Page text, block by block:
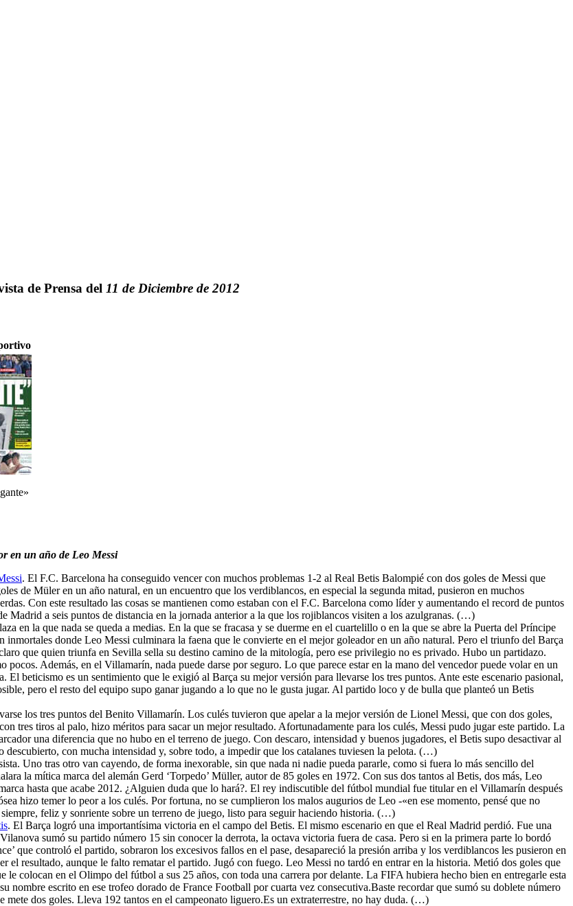
de Prensa del 11 de Diciembre de 2012
en un año de Leo Messi
. El F.C. Barcelona ha conseguido vencer con muchos problemas 1-2 al Real Betis Balompié con dos goles de Messi que
de Müler en un año natural, en un encuentro que los verdiblancos, en especial la segunda mitad, pusieron en muchos
Con este resultado las cosas se mantienen como estaban con el F.C. Barcelona como líder y aumentando el record de puntos
a seis puntos de distancia en la jornada anterior a la que los rojiblancos visiten a los azulgranas. (…)
en la que nada se queda a medias. En la que se fracasa y se duerme en el cuartelillo o en la que se abre la Puerta del Príncipe
inmortales donde Leo Messi culminara la faena que le convierte en el mejor goleador en un año natural. Pero el triunfo del Barça
que quien triunfa en Sevilla sella su destino camino de la mitología, pero ese privilegio no es privado. Hubo un partidazo.
Además, en el Villamarín, nada puede darse por seguro. Lo que parece estar en la mano del vencedor puede volar en un
El beticismo es un sentimiento que le exigió al Barça su mejor versión para llevarse los tres puntos. Ante este escenario pasional,
pero el resto del equipo supo ganar jugando a lo que no le gusta jugar. Al partido loco y de bulla que planteó un Betis
los tres puntos del Benito Villamarín. Los culés tuvieron que apelar a la mejor versión de Lionel Messi, que con dos goles,
tres tiros al palo, hizo méritos para sacar un mejor resultado. Afortunadamente para los culés, Messi pudo jugar este partido. La
una diferencia que no hubo en el terreno de juego. Con descaro, intensidad y buenos jugadores, el Betis supo desactivar al
con mucha intensidad y, sobre todo, a impedir que los catalanes tuviesen la pelota. (…)
Uno tras otro van cayendo, de forma inexorable, sin que nada ni nadie pueda pararle, como si fuera lo más sencillo del
la mítica marca del alemán Gerd ‘Torpedo’ Müller, autor de 85 goles en 1972. Con sus dos tantos al Betis, dos más, Leo
hasta que acabe 2012. ¿Alguien duda que lo hará?. El rey indiscutible del fútbol mundial fue titular en el Villamarín después
hizo temer lo peor a los culés. Por fortuna, no se cumplieron los malos augurios de Leo -«en ese momento, pensé que no
feliz y sonriente sobre un terreno de juego, listo para seguir haciendo historia. (…)
. El Barça logró una importantísima victoria en el campo del Betis. El mismo escenario en que el Real Madrid perdió. Fue una
sumó su partido número 15 sin conocer la derrota, la octava victoria fuera de casa. Pero si en la primera parte lo bordó
que controló el partido, sobraron los excesivos fallos en el pase, desapareció la presión arriba y los verdiblancos les pusieron en
el resultado, aunque le falto rematar el partido. Jugó con fuego. Leo Messi no tardó en entrar en la historia. Metió dos goles que
le colocan en el Olimpo del fútbol a sus 25 años, con toda una carrera por delante. La FIFA hubiera hecho bien en entregarle esta
nombre escrito en ese trofeo dorado de France Football por cuarta vez consecutiva.Baste recordar que sumó su doblete número
dos goles. Lleva 192 tantos en el campeonato liguero.Es un extraterrestre, no hay duda. (…)